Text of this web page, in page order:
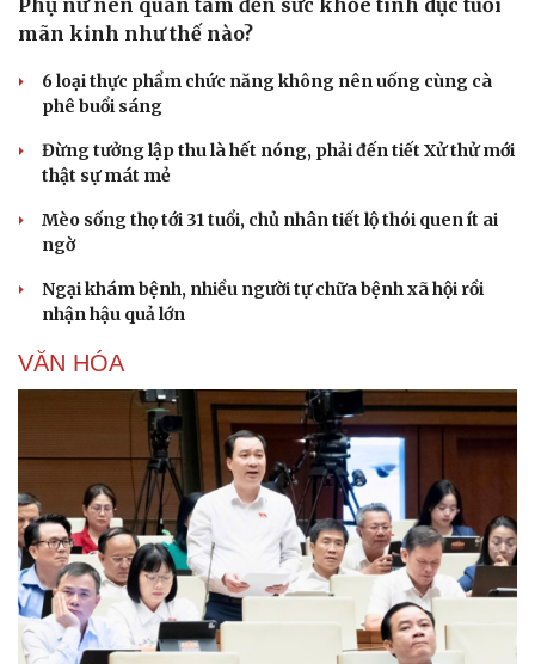
Phụ nữ nên quan tâm đến sức khỏe tình dục tuổi
mãn kinh như thế nào?
6 loại thực phẩm chức năng không nên uống cùng cà
phê buổi sáng
Đừng tưởng lập thu là hết nóng, phải đến tiết Xử thử mới
thật sự mát mẻ
Mèo sống thọ tới 31 tuổi, chủ nhân tiết lộ thói quen ít ai
ngờ
Ngại khám bệnh, nhiều người tự chữa bệnh xã hội rồi
nhận hậu quả lớn
VĂN HÓA